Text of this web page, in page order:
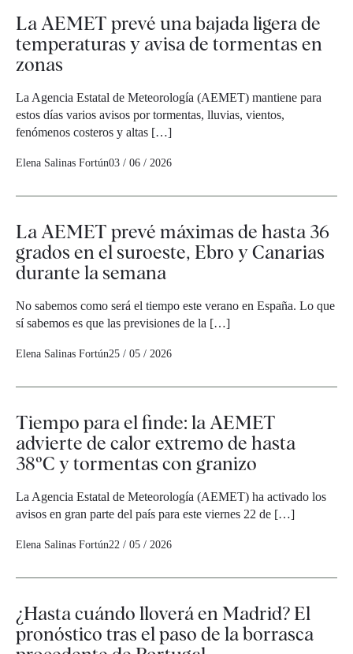
La AEMET prevé una bajada ligera de
temperaturas y avisa de tormentas en
zonas
La Agencia Estatal de Meteorología (AEMET) mantiene para
estos días varios avisos por tormentas, lluvias, vientos,
fenómenos costeros y altas […]
Elena Salinas Fortún03 / 06 / 2026
La AEMET prevé máximas de hasta 36
grados en el suroeste, Ebro y Canarias
durante la semana
No sabemos como será el tiempo este verano en España. Lo que
sí sabemos es que las previsiones de la […]
Elena Salinas Fortún25 / 05 / 2026
Tiempo para el finde: la AEMET
advierte de calor extremo de hasta
38ºC y tormentas con granizo
La Agencia Estatal de Meteorología (AEMET) ha activado los
avisos en gran parte del país para este viernes 22 de […]
Elena Salinas Fortún22 / 05 / 2026
¿Hasta cuándo lloverá en Madrid? El
pronóstico tras el paso de la borrasca